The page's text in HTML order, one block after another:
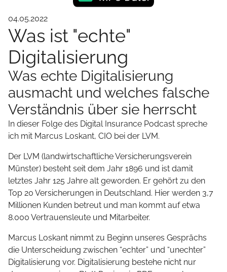
04.05.2022
Was ist "echte"
Digitalisierung
Was echte Digitalisierung
ausmacht und welches falsche
Verständnis über sie herrscht
In dieser Folge des Digital Insurance Podcast spreche
ich mit Marcus Loskant, CIO bei der LVM.
Der LVM (landwirtschaftliche Versicherungsverein
Münster) besteht seit dem Jahr 1896 und ist damit
letztes Jahr 125 Jahre alt geworden. Er gehört zu den
Top 20 Versicherungen in Deutschland. Hier werden 3,7
Millionen Kunden betreut und man kommt auf etwa
8.000 Vertrauensleute und Mitarbeiter.
Marcus Loskant nimmt zu Beginn unseres Gesprächs
die Unterscheidung zwischen “echter” und “unechter”
Digitalisierung vor. Digitalisierung bestehe nicht nur